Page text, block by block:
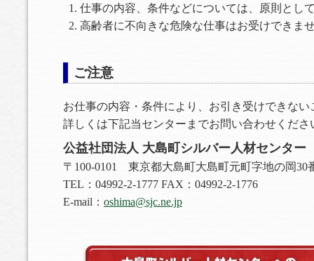
仕事の内容、条件などについては、原則とし
高齢者に不向きな危険な仕事はお受けできま
ご注意
お仕事の内容・条件により、お引き受けできな
詳しくは下記当センターまでお問い合わせくださ
公益社団法人 大島町シルバー人材センター
〒100-0101 東京都大島町大島町元町字地の岡30
TEL：04992-2-1777 FAX：04992-2-1776
E-mail： oshima@sjc.ne.jp